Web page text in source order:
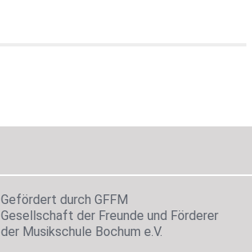
Gefördert durch GFFM
Gesellschaft der Freunde und Förderer
der Musikschule Bochum e.V.